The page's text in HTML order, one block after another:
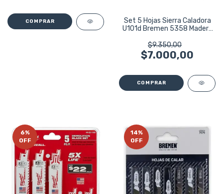
Set 5 Hojas Sierra Caladora
U101d Bremen 5358 Madera
$9.350,00
$7.000,00
6%
OFF
14%
OFF